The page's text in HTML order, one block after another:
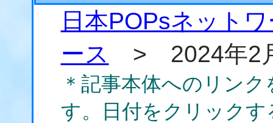
日本POPsネット
ース
> 2024年2
＊記事本体へのリン
す。日付をクリック